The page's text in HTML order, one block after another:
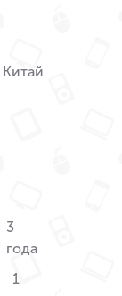
Китай
3
года
1